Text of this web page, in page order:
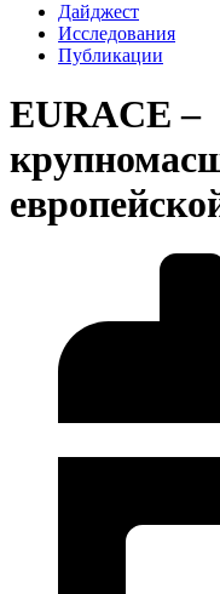
Дайджест
Исследования
Публикации
EURACE –